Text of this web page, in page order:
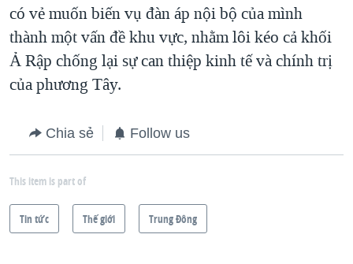
có vẻ muốn biến vụ đàn áp nội bộ của mình
thành một vấn đề khu vực, nhằm lôi kéo cả khối
Ả Rập chống lại sự can thiệp kinh tế và chính trị
của phương Tây.
Chia sẻ Follow us
This item is part of
Tin tức Thế giới Trung Ðông